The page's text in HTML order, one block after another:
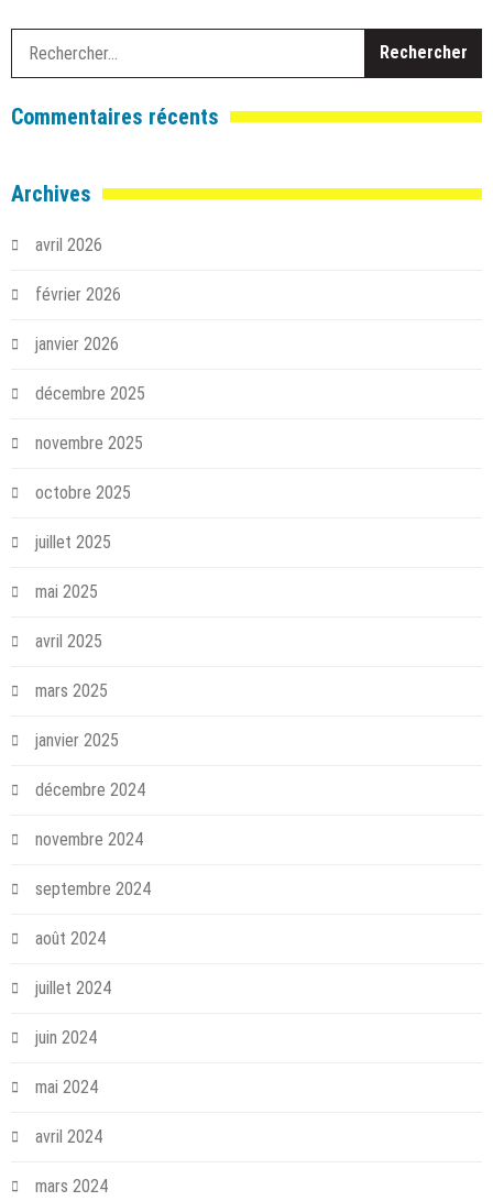
Commentaires récents
Archives
avril 2026
février 2026
janvier 2026
décembre 2025
novembre 2025
octobre 2025
juillet 2025
mai 2025
avril 2025
mars 2025
janvier 2025
décembre 2024
novembre 2024
septembre 2024
août 2024
juillet 2024
juin 2024
mai 2024
avril 2024
mars 2024